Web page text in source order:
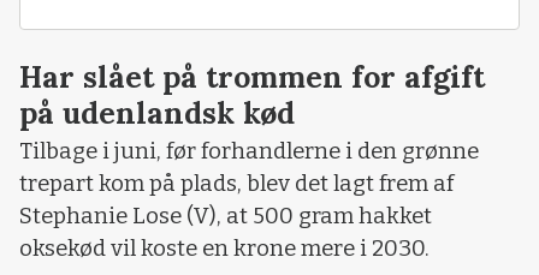
Har slået på trommen for afgift
på udenlandsk kød
Tilbage i juni, før forhandlerne i den grønne
trepart kom på plads, blev det lagt frem af
Stephanie Lose (V), at 500 gram hakket
oksekød vil koste en krone mere i 2030.